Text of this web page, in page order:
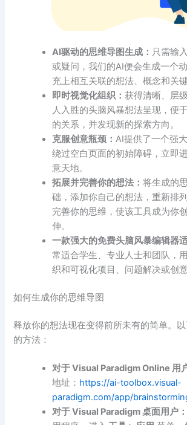
AI驱动的思维导图生成： 只需输
或疑问，我们的AI便会生成一个
充上相互关联的想法、概念和关键
即时视觉化组织：获得清晰、层
人入胜的头脑风暴想法呈现，便
的关系，并发现新的探索方向。
克服创意瓶颈：AI提供了一个强
绕过空白页面的初始障碍，立即
意天地。
拓展并完善你的想法：将生成的
础，添加你自己的想法，重新排
完善你的思维，使该工具成为你
伸。
一款强大的免费头脑风暴编辑器
常适合学生、专业人士和团队，
织和可视化项目、问题解决或创
如何生成你的思维导图
释放你的想法现在变得前所未有的简单。
的方法：
对于 Visual Paradigm Online 用
地址： https://ai-toolbox.visual-
paradigm.com/app/
对于 Visual Paradigm 桌面用户：